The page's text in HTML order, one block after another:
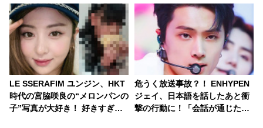
LE SSERAFIM ユンジン、HKT
時代の宮脇咲良の“メロンパンの
子”写真が大好き！ 好きすぎて
危うく放送事故？！ ENHYPEN
ジェイ、日本語を話したあと衝
撃の行動に！「会話が通じたの